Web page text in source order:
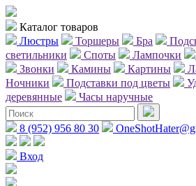
Каталог товаров
Люстры
Торшеры Бра
светильники
Споты Лампочки
Звонки
Камины Картины
Ночники
Подставки под цветы
деревянные
Часы наручные
8 (952) 956 80 30
Вход